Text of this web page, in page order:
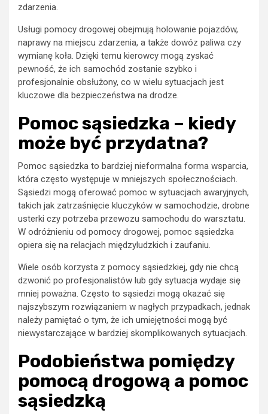
zdarzenia.
Usługi pomocy drogowej obejmują holowanie pojazdów,
naprawy na miejscu zdarzenia, a także dowóz paliwa czy
wymianę koła. Dzięki temu kierowcy mogą zyskać
pewność, że ich samochód zostanie szybko i
profesjonalnie obsłużony, co w wielu sytuacjach jest
kluczowe dla bezpieczeństwa na drodze.
Pomoc sąsiedzka – kiedy
może być przydatna?
Pomoc sąsiedzka to bardziej nieformalna forma wsparcia,
która często występuje w mniejszych społecznościach.
Sąsiedzi mogą oferować pomoc w sytuacjach awaryjnych,
takich jak zatrzaśnięcie kluczyków w samochodzie, drobne
usterki czy potrzeba przewozu samochodu do warsztatu.
W odróżnieniu od pomocy drogowej, pomoc sąsiedzka
opiera się na relacjach międzyludzkich i zaufaniu.
Wiele osób korzysta z pomocy sąsiedzkiej, gdy nie chcą
dzwonić po profesjonalistów lub gdy sytuacja wydaje się
mniej poważna. Często to sąsiedzi mogą okazać się
najszybszym rozwiązaniem w nagłych przypadkach, jednak
należy pamiętać o tym, że ich umiejętności mogą być
niewystarczające w bardziej skomplikowanych sytuacjach.
Podobieństwa pomiędzy
pomocą drogową a pomoc
sąsiedzką